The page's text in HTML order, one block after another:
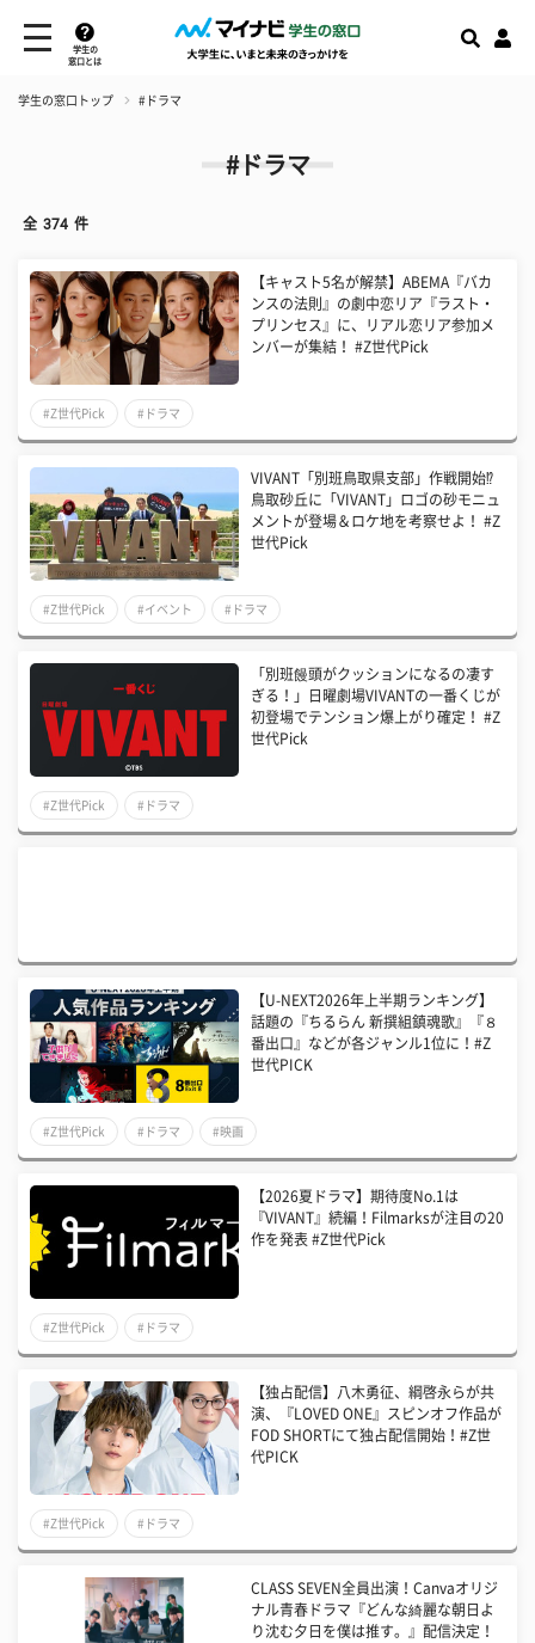
学生の
窓口とは
学生の窓口トップ #ドラマ
#ドラマ
全 374 件
【キャスト5名が解禁】ABEMA『バカ
ンスの法則』の劇中恋リア『ラスト・
プリンセス』に、リアル恋リア参加メ
ンバーが集結！ #Z世代Pick
#Z世代Pick #ドラマ
VIVANT「別班鳥取県支部」作戦開始⁉
鳥取砂丘に「VIVANT」ロゴの砂モニュ
メントが登場＆ロケ地を考察せよ！ #Z
世代Pick
#Z世代Pick #イベント #ドラマ
「別班饅頭がクッションになるの凄す
ぎる！」日曜劇場VIVANTの一番くじが
初登場でテンション爆上がり確定！ #Z
世代Pick
#Z世代Pick #ドラマ
【U-NEXT2026年上半期ランキング】
話題の『ちるらん 新撰組鎮魂歌』『８
番出口』などが各ジャンル1位に！#Z
世代PICK
#Z世代Pick #ドラマ #映画
【2026夏ドラマ】期待度No.1は
『VIVANT』続編！Filmarksが注目の20
作を発表 #Z世代Pick
#Z世代Pick #ドラマ
【独占配信】八木勇征、綱啓永らが共
演、『LOVED ONE』スピンオフ作品が
FOD SHORTにて独占配信開始！#Z世
代PICK
#Z世代Pick #ドラマ
CLASS SEVEN全員出演！Canvaオリジ
ナル青春ドラマ『どんな綺麗な朝日よ
り沈む夕日を僕は推す。』配信決定！